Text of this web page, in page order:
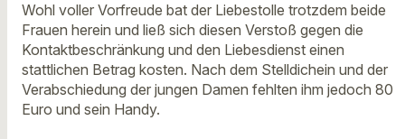
Wohl voller Vorfreude bat der Liebestolle trotzdem beide
Frauen herein und ließ sich diesen Verstoß gegen die
Kontaktbeschränkung und den Liebesdienst einen
stattlichen Betrag kosten. Nach dem Stelldichein und der
Verabschiedung der jungen Damen fehlten ihm jedoch 80
Euro und sein Handy.